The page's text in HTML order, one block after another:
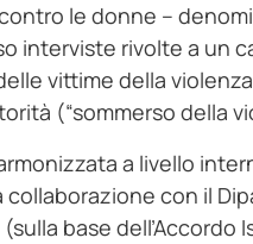
le donne –
interviste rivolte a un
vittime della
(“sommerso della
a livello
con il
base dell’Accordo